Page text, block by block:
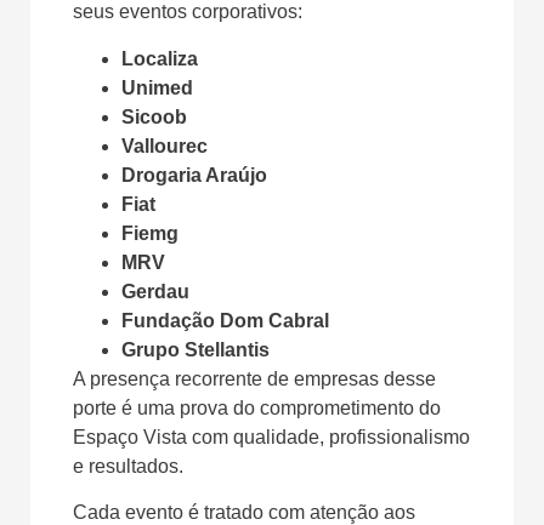
seus eventos corporativos:
Localiza
Unimed
Sicoob
Vallourec
Drogaria Araújo
Fiat
Fiemg
MRV
Gerdau
Fundação Dom Cabral
Grupo Stellantis
A presença recorrente de empresas desse
porte é uma prova do comprometimento do
Espaço Vista com qualidade, profissionalismo
e resultados.
Cada evento é tratado com atenção aos